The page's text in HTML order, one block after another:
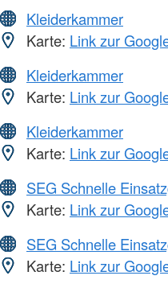
Kleiderkammer
Karte: Link zur
Kleiderkammer
Karte: Link zur
Kleiderkammer
Karte: Link zur
SEG Schnelle
Karte: Link zur
SEG Schnelle
Karte: Link zur